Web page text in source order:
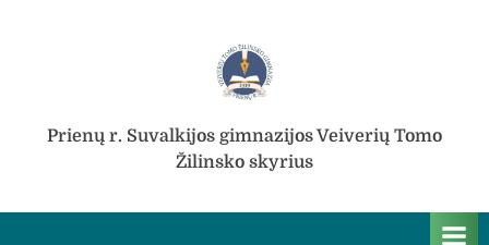
Prienų r. Suvalkijos gimnazijos Veiverių Tomo
Žilinsko skyrius